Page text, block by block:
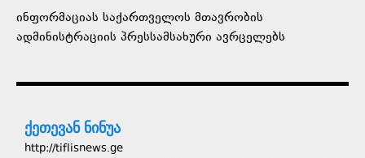
ინფორმაციას საქართველოს მთავრობის
ადმინისტრაციის პრესსამსახური ავრცელებს
ქეთევან ნინუა
http://tiflisnews.ge